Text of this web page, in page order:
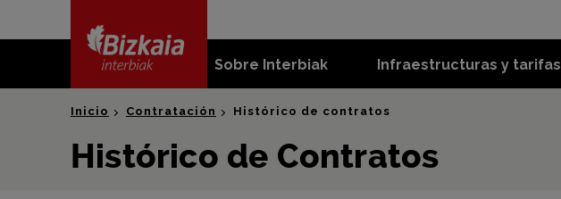
content
Sobre Interbiak Infraestructuras y tarifas
Inicio Contratación Histórico de contratos
Histórico de Contratos